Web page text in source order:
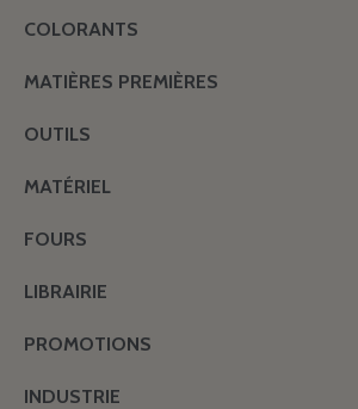
COLORANTS
MATIÈRES PREMIÈRES
OUTILS
MATÉRIEL
FOURS
LIBRAIRIE
PROMOTIONS
INDUSTRIE